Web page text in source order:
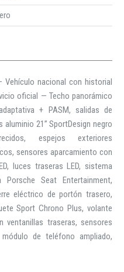
nacional con historial
oficial — Techo panorámico
+ PASM, salidas de
21” SportDesign negro
espejos exteriores
sensores aparcamiento con
luces traseras LED, sistema
Porsche Seat Entertainment,
eléctrico de portón trasero,
Sport Chrono Plus, volante
ventanillas traseras, sensores
de teléfono ampliado,